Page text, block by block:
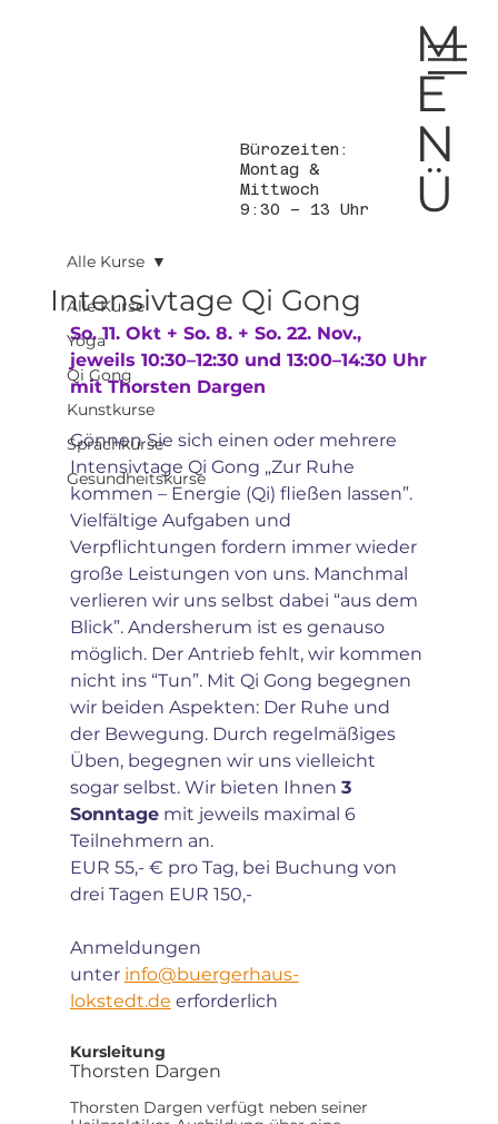
M
E
N
Ü
Bürozeiten:
Montag &
Mittwoch
9:30 – 13 Uhr
Alle Kurse
Yoga
Qi Gong
Kunstkurse
Sprachkurse
Gesundheitskurse
Alle Kurse
Intensivtage Qi Gong
So. 11. Okt + So. 8. + So. 22. Nov.,
jeweils 10:30–12:30 und 13:00–14:30 Uhr
mit Thorsten Dargen
Gönnen Sie sich einen oder mehrere
Intensivtage Qi Gong „Zur Ruhe
kommen – Energie (Qi) fließen lassen”.
Vielfältige Aufgaben und
Verpflichtungen fordern immer wieder
große Leistungen von uns. Manchmal
verlieren wir uns selbst dabei “aus dem
Blick”. Andersherum ist es genauso
möglich. Der Antrieb fehlt, wir kommen
nicht ins “Tun”. Mit Qi Gong begegnen
wir beiden Aspekten: Der Ruhe und
der Bewegung. Durch regelmäßiges
Üben, begegnen wir uns vielleicht
sogar selbst. Wir bieten Ihnen 3
Sonntage mit jeweils maximal 6
Teilnehmern an.
EUR 55,- € pro Tag, bei Buchung von
drei Tagen EUR 150,-
Anmeldungen
unter info@buergerhaus-
lokstedt.de erforderlich
Kursleitung
Thorsten Dargen
Thorsten Dargen verfügt neben seiner